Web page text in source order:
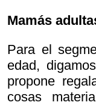
Mamás
Para el
edad,
propone
cosas